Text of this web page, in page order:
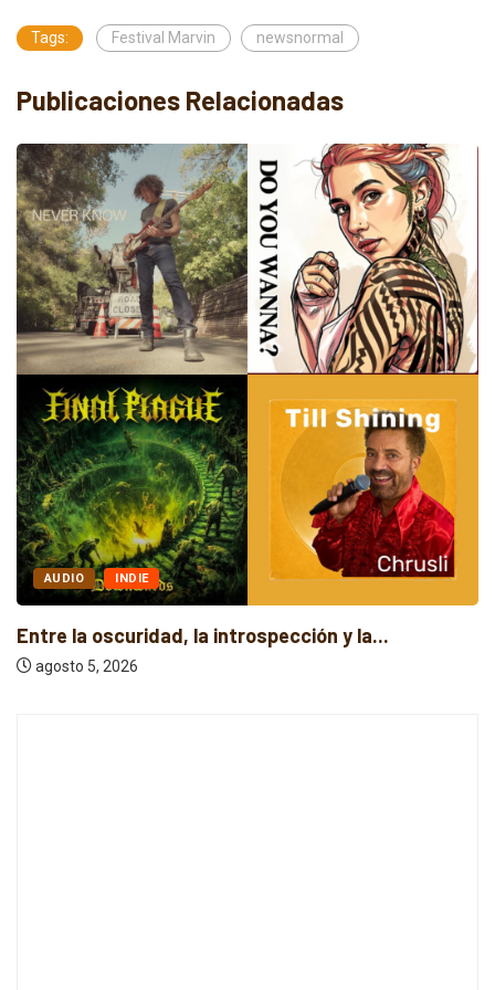
Tags: Festival Marvin newsnormal
Publicaciones Relacionadas
AUDIO INDIE
Entre la oscuridad, la introspección y la...
agosto 5, 2026